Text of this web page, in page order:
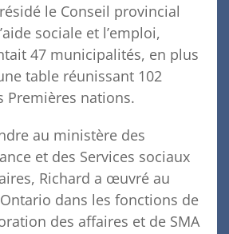
le Conseil provincial
sociale et l’emploi,
47 municipalités, en plus
table réunissant 102
Premières nations.
au ministère des
et des Services sociaux
Richard a œuvré au
dans les fonctions de
des affaires et de SMA